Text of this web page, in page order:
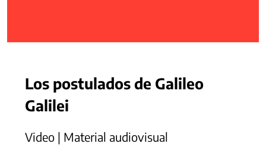
Los postulados de Galileo
Galilei
Video | Material audiovisual